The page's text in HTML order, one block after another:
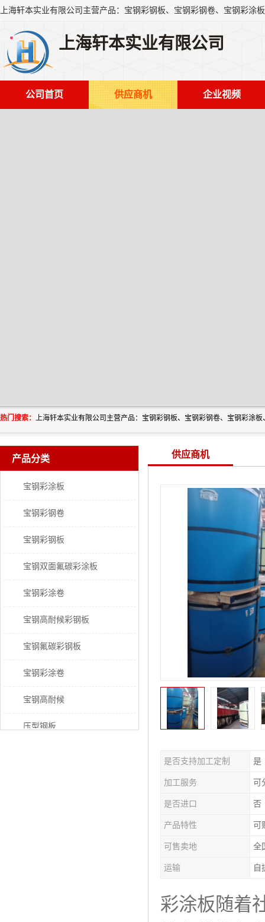
上海轩本实业有限公司
公司首页 供应商机 企业视频
热门搜索：
产品分类
宝钢彩涂板
宝钢彩钢卷
宝钢彩钢板
宝钢双面氟碳彩涂板
宝钢彩涂卷
宝钢高耐候彩钢板
宝钢氟碳彩钢板
宝钢彩涂卷
宝钢高耐候
压型钢板
供应商机
是否支持加工定制 是
加工服务 可
是否进口 否
产品特性 可
可售卖地 全
运输 自
彩涂板随着